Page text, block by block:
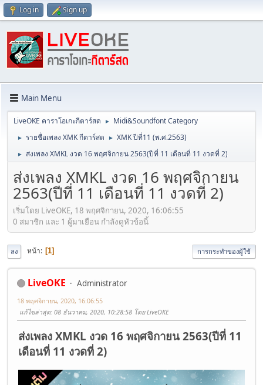
Log in Sign up
Main Menu
LiveOKE คาราโอเกะกีตาร์สด ► Midi&Soundfont Category
► รายชื่อเพลง XMK กีตาร์สด ► XMK ปีที่11 (พ.ศ.2563)
► ส่งเพลง XMKL งวด 16 พฤศจิกายน 2563(ปีที่ 11 เดือนที่ 11 งวดที่ 2)
ส่งเพลง XMKL งวด 16 พฤศจิกายน
2563(ปีที่ 11 เดือนที่ 11 งวดที่ 2)
เริ่มโดย LiveOKE, 18 พฤศจิกายน, 2020, 16:06:55
0 สมาชิก และ 1 ผู้มาเยือน กำลังดูหัวข้อนี้
ลง หน้า 1 การกระทำของผู้ใช้
LiveOKE Administrator
18 พฤศจิกายน, 2020, 16:06:55
แก้ไขล่าสุด: 08 ธันวาคม, 2020, 10:28:58 โดย LiveOKE
ส่งเพลง XMKL งวด 16 พฤศจิกายน 2563(ปีที่ 11
เดือนที่ 11 งวดที่ 2)